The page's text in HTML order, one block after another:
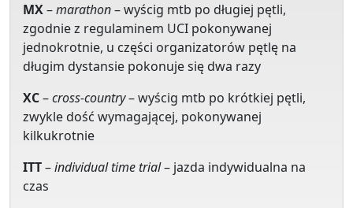
MX–marathon– wyścig mtb po długiej pętli,
zgodnie z regulaminem UCI pokonywanej
jednokrotnie, u części organizatorów pętlę na
długim dystansie pokonuje się dwa razy
XC–cross-country– wyścig mtb po krótkiej pętli,
zwykle dość wymagającej, pokonywanej
kilkukrotnie
ITT–individual time trial– jazda indywidualna na
czas